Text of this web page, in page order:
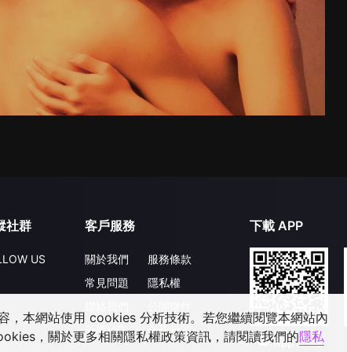
社群
US
客戶服務
關於我們
常見問題
升級VIP
服務條款
隱私權
合作洽談
下載 APP
，本網站使用 cookies 分析技術。若您繼續閱覽本網站內
，關於更多相關隱私權政策資訊，請閱讀我們的隱私